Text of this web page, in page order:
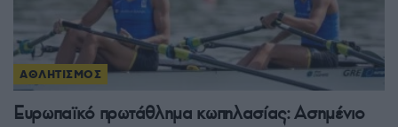
ΑΘΛΗΤΙΣΜΟΣ
Ευρωπαϊκό πρωτάθλημα κωπηλασίας: Ασημένιο